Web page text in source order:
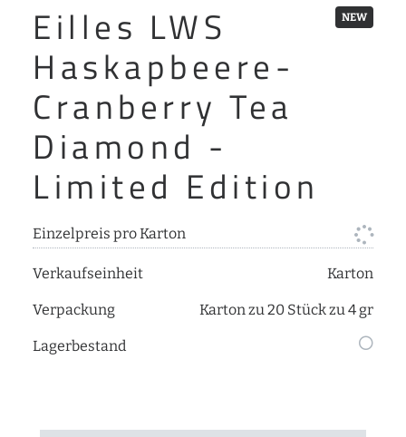
Eilles LWS
Haskapbeere-
Cranberry Tea
Diamond -
Limited Edition
Einzelpreis pro Karton
Verkaufseinheit Karton
Verpackung Karton zu 20 Stück zu 4 gr
Lagerbestand